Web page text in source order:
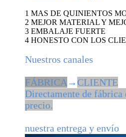
1 MAS DE QUINIENTOS
2 MEJOR MATERIAL Y
3 EMBALAJE FUERTE
4 HONESTO CON LOS
Nuestros canales
FÁBRICA→ CLIENTE
Directamente de fábrica
precio.
nuestra entrega y envío